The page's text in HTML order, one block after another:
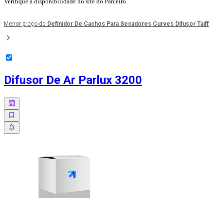
Menor preço de Definidor De Cachos Para Secadores Curves Difusor Taiff
Difusor De Ar Parlux 3200